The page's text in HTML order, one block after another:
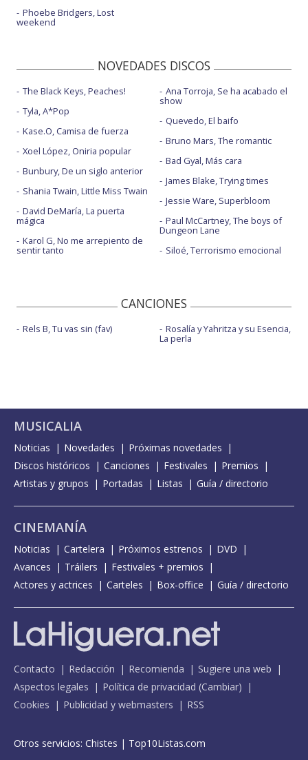
Phoebe Bridgers, Lost
weekend
NOVEDADES DISCOS
The Black Keys, Peaches!
Tyla, A*Pop
Kase.O, Camisa de fuerza
Xoel López, Oniria popular
Bunbury, De un siglo anterior
Shania Twain, Little Miss Twain
David DeMaría, La puerta
mágica
Karol G, No me arrepiento de
sentir tanto
Ana Torroja, Se ha acabado el
show
Quevedo, El baifo
Bruno Mars, The romantic
Bad Gyal, Más cara
James Blake, Trying times
Jessie Ware, Superbloom
Paul McCartney, The boys of
Dungeon Lane
Siloé, Terrorismo emocional
CANCIONES
Rels B, Tu vas sin (fav) Rosalía y Yahritza y su Esencia,
La perla
MUSICALIA
Noticias Novedades
Próximas novedades
Discos históricos
Canciones Festivales
Premios
Artistas y grupos
Portadas Listas Guía / directorio
CINEMANÍA
Noticias Cartelera Próximos estrenos
DVD
Avances
Tráilers
Festivales + premios
Actores y actrices
Carteles Box-office Guía / directorio
Contacto Redacción Recomienda
Sugiere una web
Aspectos legales
Política de privacidad (Cambiar)
Cookies
Publicidad y webmasters RSS
Otros servicios: Chistes | Top10Listas.com